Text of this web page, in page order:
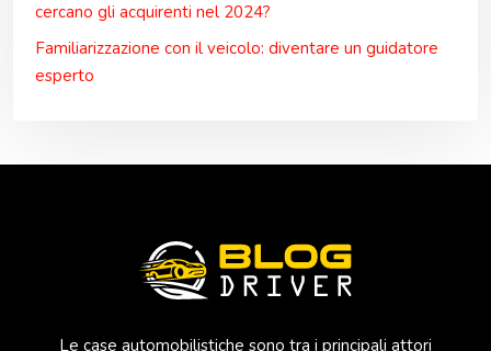
cercano gli acquirenti nel 2024?
Familiarizzazione con il veicolo: diventare un guidatore
esperto
Le case automobilistiche sono tra i principali attori